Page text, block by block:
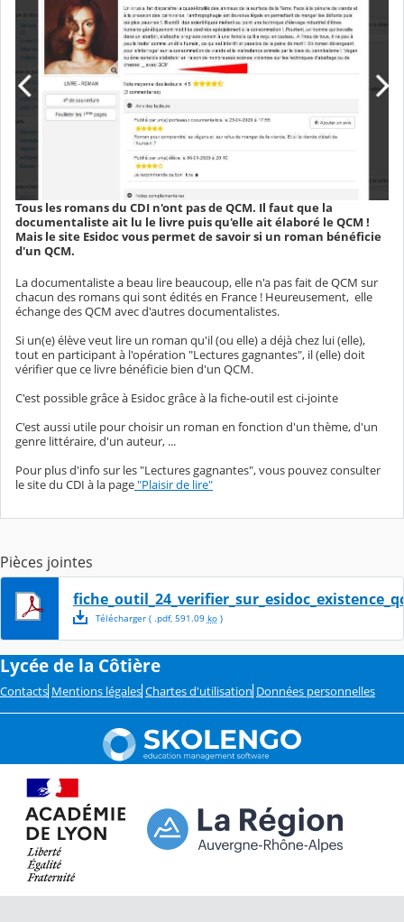
Tous les romans du CDI n'ont pas de QCM. Il faut que la
documentaliste ait lu le livre puis qu'elle ait élaboré le QCM !
Mais le site Esidoc vous permet de savoir si un roman bénéficie
d'un QCM.
La documentaliste a beau lire beaucoup, elle n'a pas fait de QCM sur
chacun des romans qui sont édités en France ! Heureusement, elle
échange des QCM avec d'autres documentalistes.
Si un(e) élève veut lire un roman qu'il (ou elle) a déjà chez lui (elle),
tout en participant à l'opération "Lectures gagnantes", il (elle) doit
vérifier que ce livre bénéficie bien d'un QCM.
C'est possible grâce à Esidoc grâce à la fiche-outil est ci-jointe
C'est aussi utile pour choisir un roman en fonction d'un thème, d'un
genre littéraire, d'un auteur, ...
Pour plus d'info sur les "Lectures gagnantes", vous pouvez consulter
le site du CDI à la page"Plaisir de lire"
Pièces jointes
Télécharger( .pdf, 591.09 ko)
Lycée de la Côtière
Contacts Mentions légales Chartes d'utilisation Données personnelles